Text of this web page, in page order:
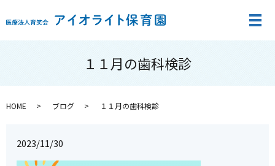
メ
１１月の歯科検診
HOME ブログ １１月の歯科検診
2023/11/30